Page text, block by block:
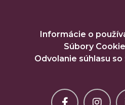
Informácie o
Súbory
Odvolanie súhlasu